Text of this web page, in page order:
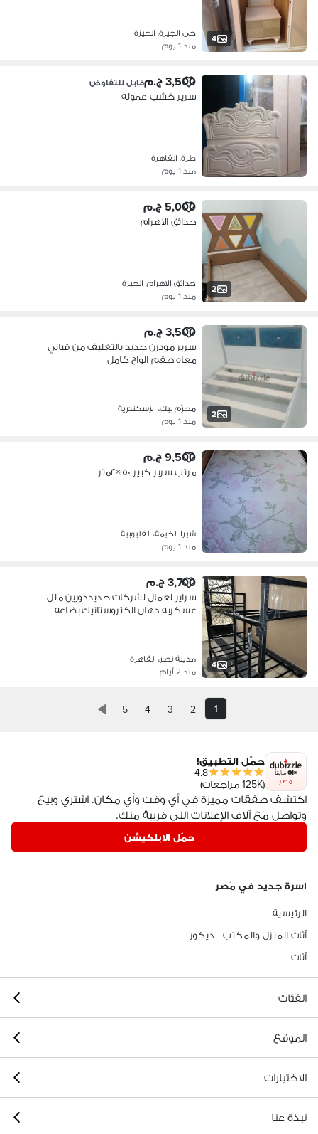
4
حى الجيزة، الجيزة
منذ 1 يوم
3,500 ج.م قابل للتفاوض
سرير خشب عموله
طرة، القاهرة
منذ 1 يوم
2
5,000 ج.م
حدائق الاهرام
حدائق الاهرام، الجيزة
منذ 1 يوم
2
3,500 ج.م
سرير مودرن جديد بالتغليف من قباني
معاه طقم الواح كامل
محرّم بيك، الإسكندرية
منذ 1 يوم
9,500 ج.م
مرتب سرير كبير ١٥٠×٢متر
شبرا الخيمة، القليوبية
منذ 1 يوم
4
3,700 ج.م
سراير لعمال لشركات حديددورين ملل
عسكريه دهان الكتروستاتيك بضاعه
مدينة نصر، القاهرة
منذ 2 أيام
1
2
3
4
5
مصر
حمّل التطبيق!
4.8
(125K مراجعات)
اكتشف صفقات مميزة في أي وقت وأي مكان. اشتري وبيع
وتواصل مع آلاف الإعلانات اللي قريبة منك.
حمّل الابلكيشن
اسرة جديد في مَصر
الرئيسية
أثاث المنزل والمكتب - ديكور
أثاث
الفئات
الموقع
الاختيارات
نبذة عنا